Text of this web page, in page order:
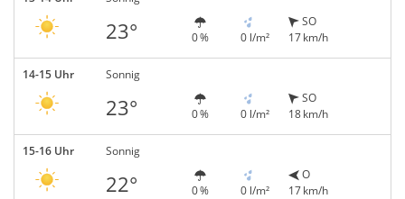
23° 0 % 0 l/m²
SO
17 km/h
14-15 Uhr Sonnig
23° 0 % 0 l/m²
SO
18 km/h
15-16 Uhr Sonnig
22° 0 % 0 l/m²
O
17 km/h